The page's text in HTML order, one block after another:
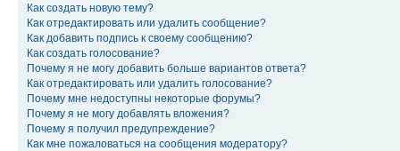
Как создать новую тему?
Как отредактировать или удалить сообщение?
Как добавить подпись к своему сообщению?
Как создать голосование?
Почему я не могу добавить больше вариантов ответа?
Как отредактировать или удалить голосование?
Почему мне недоступны некоторые форумы?
Почему я не могу добавлять вложения?
Почему я получил предупреждение?
Как мне пожаловаться на сообщения модератору?